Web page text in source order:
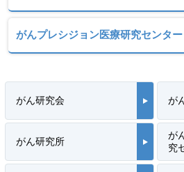
がんプレシジョン医療研究センター
がん研究会 が
がん研究所
が
究